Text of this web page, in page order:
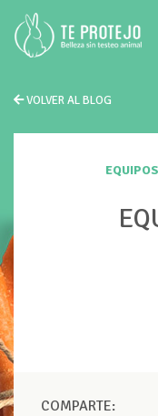
VOLVER AL BLOG
EQUIPOS
COMPARTE: